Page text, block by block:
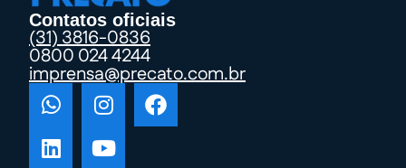
Contatos oficiais
(31) 3816-0836
0800 024 4244
imprensa@precato.com.br